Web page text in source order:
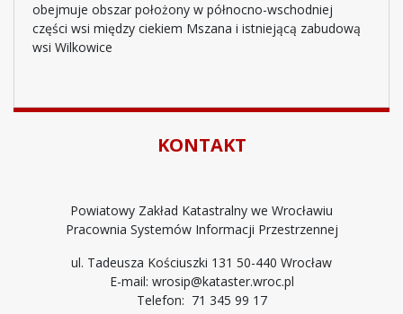
obejmuje obszar położony w północno-wschodniej
części wsi między ciekiem Mszana i istniejącą zabudową
wsi Wilkowice
KONTAKT
Powiatowy Zakład Katastralny we Wrocławiu
Pracownia Systemów Informacji Przestrzennej
ul. Tadeusza Kościuszki 131 50-440 Wrocław
E-mail: wrosip@kataster.wroc.pl
Telefon: 71 345 99 17